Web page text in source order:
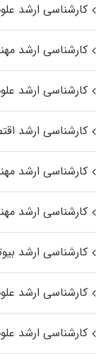
کارشناسی ارشد
کارشناسی ارشد
کارشناسی ارشد
کارشناسی ارشد
کارشناسی ارشد
کارشناسی ارشد
کارشناسی ارشد
کارشناسی ارشد
کارشناسی ارشد